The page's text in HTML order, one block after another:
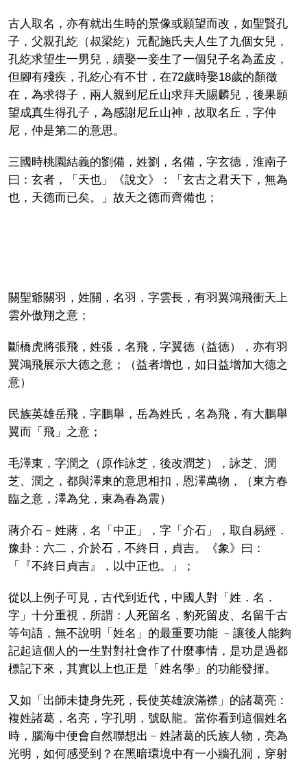
古人取名，亦有就出生時的景像或願望而改，如聖賢孔
子，父親孔紇（叔梁紇）元配施氏夫人生了九個女兒，
孔紇求望生一男兒，續娶一妾生了一個兒子名為孟皮，
但腳有殘疾，孔紇心有不甘，在72歲時娶18歲的顏徵
在，為求得子，兩人親到尼丘山求拜天賜麟兒，後果願
望成真生得孔子，為感謝尼丘山神，故取名丘，字仲
尼，仲是第二的意思。
三國時桃園結義的劉備，姓劉，名備，字玄德，淮南子
曰：玄者，「天也」《說文》：「玄古之君天下，無為
也，天德而已矣。」故天之德而齊備也；
關聖爺關羽，姓關，名羽，字雲長，有羽翼鴻飛衝天上
雲外傲翔之意；
斷橋虎將張飛，姓張，名飛，字翼德（益德），亦有羽
翼鴻飛展示大德之意；（益者增也，如日益增加大德之
意）
民族英雄岳飛，字鵬舉，岳為姓氏，名為飛，有大鵬舉
翼而「飛」之意；
毛澤東，字潤之（原作詠芝，後改潤芝），詠芝、潤
芝、潤之，都與澤東的意思相扣，恩澤萬物，（東方春
臨之意，澤為兌，東為春為震）
蔣介石﹣姓蔣，名「中正」，字「介石」，取自易經．
豫卦：六二，介於石，不終日，貞吉。《象》曰：
「『不終日貞吉』，以中正也。」；
從以上例子可見，古代到近代，中國人對「姓．名．
字」十分重視，所謂：人死留名，豹死留皮、名留千古
等句語，無不說明「姓名」的最重要功能 ﹣讓後人能夠
記起這個人的一生對對社會作了什麼事情，是功是過都
標記下來，其實以上也正是「姓名學」的功能發揮。
又如「出師未捷身先死，長使英雄淚滿襟」的諸葛亮：
複姓諸葛，名亮，字孔明，號臥龍。當你看到這個姓名
時，腦海中便會自然聯想出﹣姓諸葛的氏族人物，亮為
光明，如何感受到？在黑暗環境中有一小牆孔洞，穿射